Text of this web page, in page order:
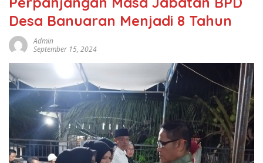
Desa Banuaran Menjadi 8 Tahun
Admin
September 15, 2024